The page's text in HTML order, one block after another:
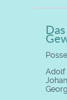
Das
Adolf
Georg